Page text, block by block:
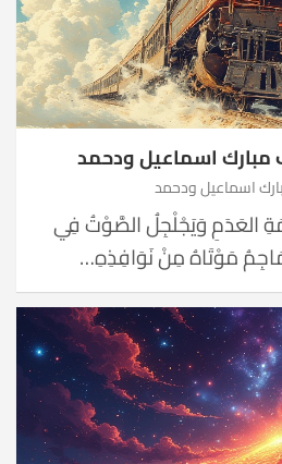
مبارك اسماعيل ودحمد
اسماعيل ودحمد
العَدَمِ وَيَجْلْجِلُ الصَّوْتُ فِي
مَوْتَاهُ مِنْ نَوَافِذِهِ…